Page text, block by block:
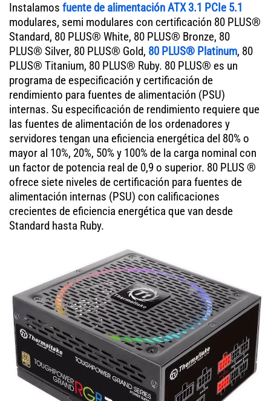
Instalamos fuente de alimentación ATX 3.1 PCIe 5.1
modulares, semi modulares con certificación 80 PLUS®
Standard, 80 PLUS® White, 80 PLUS® Bronze, 80
PLUS® Silver, 80 PLUS® Gold, 80 PLUS® Platinum, 80
PLUS® Titanium, 80 PLUS® Ruby. 80 PLUS® es un
programa de especificación y certificación de
rendimiento para fuentes de alimentación (PSU)
internas. Su especificación de rendimiento requiere que
las fuentes de alimentación de los ordenadores y
servidores tengan una eficiencia energética del 80% o
mayor al 10%, 20%, 50% y 100% de la carga nominal con
un factor de potencia real de 0,9 o superior. 80 PLUS ®
ofrece siete niveles de certificación para fuentes de
alimentación internas (PSU) con calificaciones
crecientes de eficiencia energética que van desde
Standard hasta Ruby.